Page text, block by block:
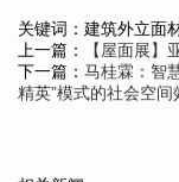
关键词：建筑外立面
上一篇：
【屋面展】
下一篇： 马桂霖：智
精英”模式的社会空间